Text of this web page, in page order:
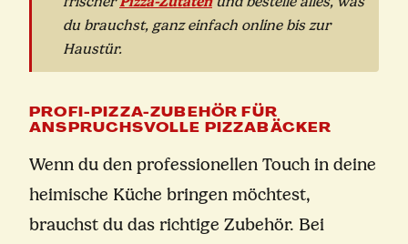
du brauchst, ganz einfach online bis zur
Haustür.
PROFI-PIZZA-ZUBEHÖR FÜR
ANSPRUCHSVOLLE PIZZABÄCKER
Wenn du den professionellen Touch in deine
heimische Küche bringen möchtest,
brauchst du das richtige Zubehör. Bei